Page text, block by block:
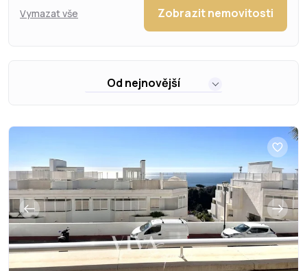
Vymazat vše Zobrazit nemovitosti
Od nejnovější